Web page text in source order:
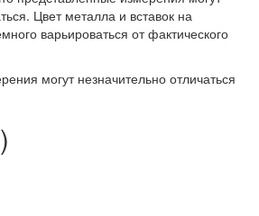
Цвет металла и вставок на
варьироваться от фактического
могут незначительно отличаться